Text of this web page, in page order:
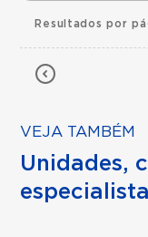
Resultados por
VEJA TAMBÉM
Unidades,